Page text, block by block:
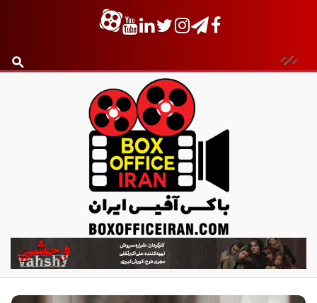
ب
ا
ک
س